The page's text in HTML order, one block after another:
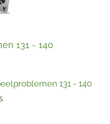
131 - 140
131 - 140